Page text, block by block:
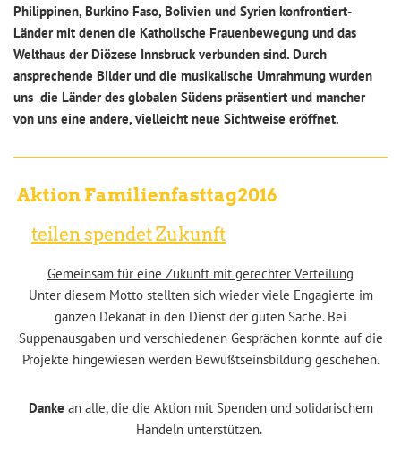
Philippinen, Burkino Faso, Bolivien und Syrien konfrontiert-
Länder mit denen die Katholische Frauenbewegung und das
Welthaus der Diözese Innsbruck verbunden sind. Durch
ansprechende Bilderund die musikalische Umrahmung wurden
uns die Länder des globalen Südens präsentiert und mancher
von uns eine andere, vielleicht neue Sichtweise eröffnet.
Aktion Familienfasttag2016
teilen spendet Zukunft
Gemeinsam für eine Zukunft mit gerechter Verteilung
Unter diesem Motto stellten sich wieder viele Engagierte im
ganzen Dekanat in den Dienst der guten Sache. Bei
Suppenausgaben und verschiedenen Gesprächen konnte auf die
Projekte hingewiesen werden Bewußtseinsbildung geschehen.
Danke an alle, die die Aktion mit Spenden und solidarischem
Handeln unterstützen.